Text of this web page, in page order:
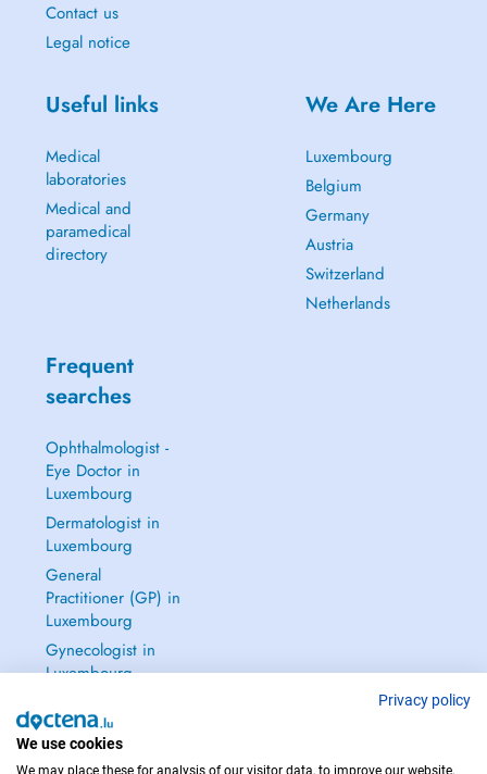
Contact us
Legal notice
Useful links
Medical
laboratories
Medical and
paramedical
directory
We Are Here
Luxembourg
Belgium
Germany
Austria
Switzerland
Netherlands
Frequent
searches
Ophthalmologist -
Eye Doctor in
Luxembourg
Dermatologist in
Luxembourg
General
Practitioner (GP) in
Luxembourg
Gynecologist in
Luxembourg
Privacy policy
We use cookies
We may place these for analysis of our visitor data, to improve our website,